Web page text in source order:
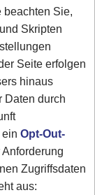
Sie,
Skripten
Seite erfolgen
hinaus
Daten durch
einOpt-Out-
Zugriffsdaten
aus: